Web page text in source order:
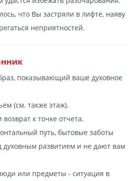
что Вы застряли в лифте, наяву
неприятностей.
показывающий ваше духовное
(см. также этаж).
к точке отчета.
путь, бытовые заботы
духовным развитием и не дают вам
или предметы - ситуация в